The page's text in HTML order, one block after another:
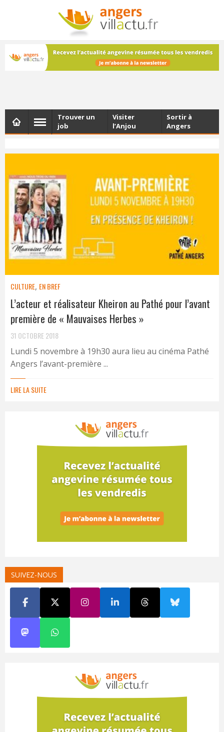
NEWSLETTER
Les dernières actualités d'Angers, chaque vendredi dans
votre boîte e-mail
Trouver un
job
Visiter
l’Anjou
Sortir à
Angers
CULTURE, EN BREF
L’acteur et réalisateur Kheiron au Pathé pour l’avant
première de « Mauvaises Herbes »
31 OCTOBRE 2018
Lundi 5 novembre à 19h30 aura lieu au cinéma Pathé
Angers l’avant-première ...
LIRE LA SUITE
SUIVEZ-NOUS